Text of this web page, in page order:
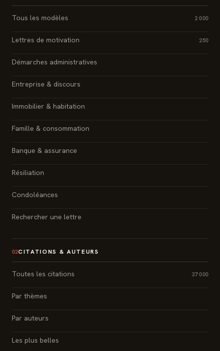
Tous les modèles 2 000
Lettres de motivation 250
Démarches administratives
Entreprise & discours
Immobilier & habitation
Famille & consommation
Banque & assurance
Résiliation
Condoléances
Rechercher une lettre
02CITATIONS & AUTEURS
Toutes les citations 37 000
Par thèmes
Par auteurs
Les plus belles